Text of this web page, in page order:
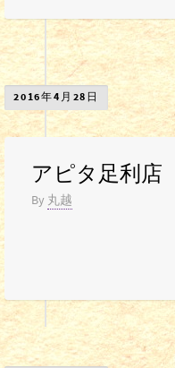
2016年4月28日
アピタ足利店
By 丸越